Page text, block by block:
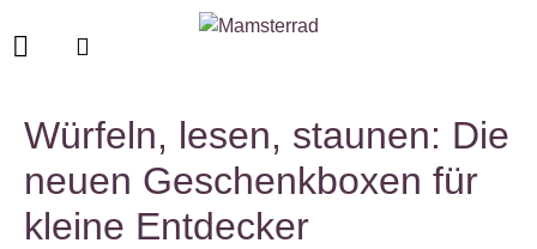
Würfeln, lesen, staunen: Die
neuen Geschenkboxen für
kleine Entdecker